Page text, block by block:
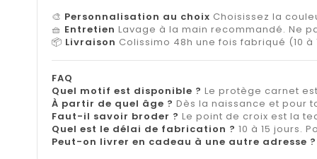
🎨 Personnalisation au choix Choisissez la
🧺 Entretien Lavage à la main recommandé. Ne
📦 Livraison Colissimo 48h une fois fabriqué (10
FAQ
Quel motif est disponible ? Le protège carnet
À partir de quel âge ? Dès la naissance et pour
Faut-il savoir broder ? Le point de croix est la
Quel est le délai de fabrication ? 10 à 15 jours.
Peut-on livrer en cadeau à une autre adresse ?